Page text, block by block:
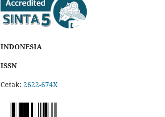
INDONESIA
ISSN
Cetak: 2622-674X